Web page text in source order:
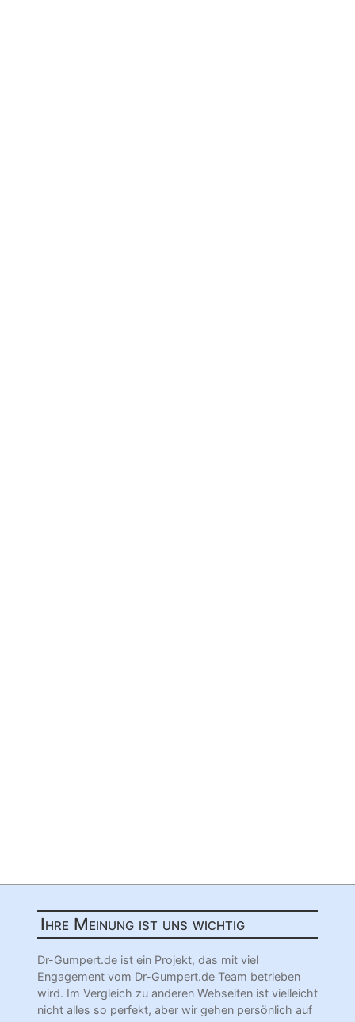
Ihre Meinung ist uns wichtig
Dr-Gumpert.de ist ein Projekt, das mit viel
Engagement vom Dr-Gumpert.de Team betrieben
wird. Im Vergleich zu anderen Webseiten ist vielleicht
nicht alles so perfekt, aber wir gehen persönlich auf